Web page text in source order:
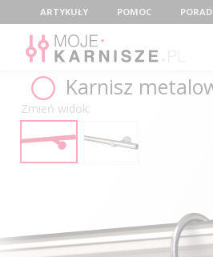
MenuARTYKUŁY POMOC
Karnisz
Zmień widok: